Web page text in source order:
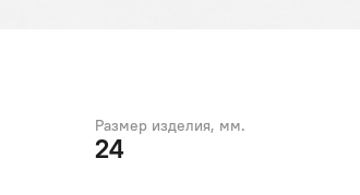
Размер изделия, мм.
24